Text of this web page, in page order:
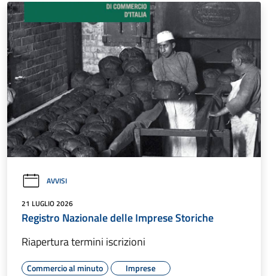
AVVISI
21 LUGLIO 2026
Registro Nazionale delle Imprese Storiche
Riapertura termini iscrizioni
Commercio al minuto Imprese